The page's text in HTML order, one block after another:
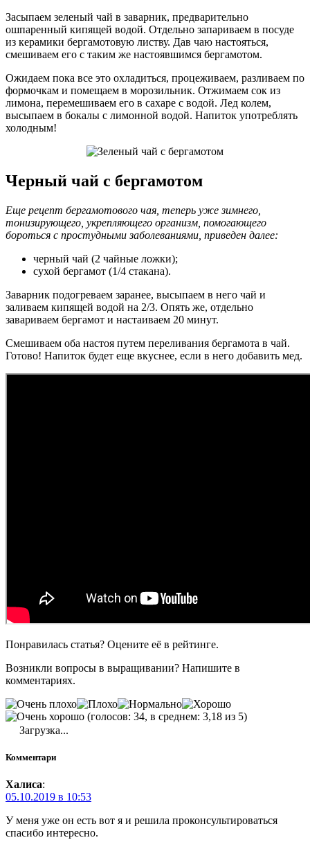
Засыпаем зеленый чай в заварник, предварительно
ошпаренный кипящей водой. Отдельно запариваем в посуде
из керамики бергамотовую листву. Дав чаю настояться,
смешиваем его с таким же настоявшимся бергамотом.
Ожидаем пока все это охладиться, процеживаем, разливаем по
формочкам и помещаем в морозильник. Отжимаем сок из
лимона, перемешиваем его в сахаре с водой. Лед колем,
высыпаем в бокалы с лимонной водой. Напиток употреблять
холодным!
Черный чай с бергамотом
Еще рецепт бергамотового чая, теперь уже зимнего,
тонизирующего, укрепляющего организм, помогающего
бороться с простудными заболеваниями, приведен далее:
черный чай (2 чайные ложки);
сухой бергамот (1/4 стакана).
Заварник подогреваем заранее, высыпаем в него чай и
заливаем кипящей водой на 2/3. Опять же, отдельно
завариваем бергамот и настаиваем 20 минут.
Смешиваем оба настоя путем переливания бергамота в чай.
Готово! Напиток будет еще вкуснее, если в него добавить мед.
Понравилась статья? Оцените её в рейтинге.
Возникли вопросы в выращивании? Напишите в
комментариях.
(голосов: 34, в среднем: 3,18 из 5)
Загрузка...
Комментари
Халиса:
05.10.2019 в 10:53
У меня уже он есть вот я и решила проконсультироваться
спасибо интересно.